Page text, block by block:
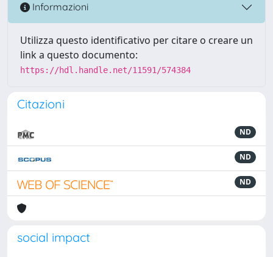
Informazioni
Utilizza questo identificativo per citare o creare un
link a questo documento:
https://hdl.handle.net/11591/574384
Citazioni
ND
ND
ND
social impact